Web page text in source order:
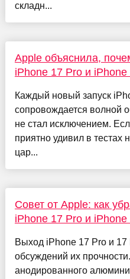
складн...
Apple объяснила,
iPhone 17 Pro и
Каждый новый запуск
сопровождается волной
не стал исключением.
приятно удивил в тестах
цар...
Совет от Apple: как
iPhone 17 Pro и
Выход iPhone 17 Pro и
обсуждений их
анодированного